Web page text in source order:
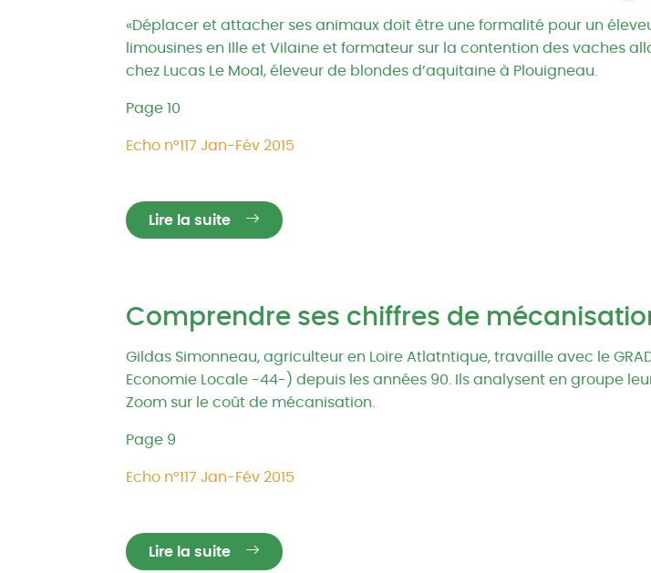
«Déplacer et attacher ses animaux doit être une formalité pour un
limousines en Ille et Vilaine et formateur sur la contention des vaches
chez Lucas Le Moal, éleveur de blondes d’aquitaine à Plouigneau.
Page 10
Echo n°117 Jan-Fév 2015
Lire la suite
Comprendre ses chiffres de
Gildas Simonneau, agriculteur en Loire Atlatntique, travaille avec le
Economie Locale -44-) depuis les années 90. Ils analysent en groupe
Zoom sur le coût de mécanisation.
Page 9
Echo n°117 Jan-Fév 2015
Lire la suite